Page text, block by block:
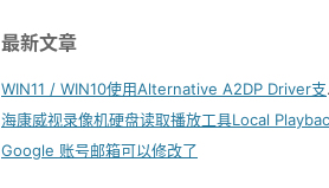
最新文章
海康威视录像机硬盘读取播放工具Local
Google 账号邮箱可以修改了